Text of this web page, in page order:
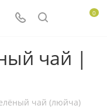
0
чай |
чай (люйча)